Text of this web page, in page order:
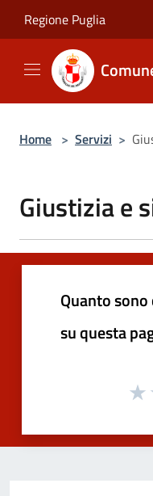
Regione Puglia
Home > Servizi >
Giustizia e
Quanto
su questa